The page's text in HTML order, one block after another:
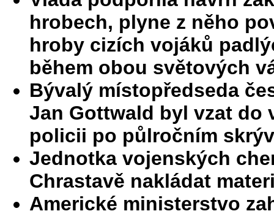
hrobech, plyne z něho
hroby cizích vojáků
během obou světových
Bývalý místopředseda
Jan Gottwald byl vzat do
policii po půlročním
Jednotka vojenských
Chrastavě nakládat
Americké ministerstvo